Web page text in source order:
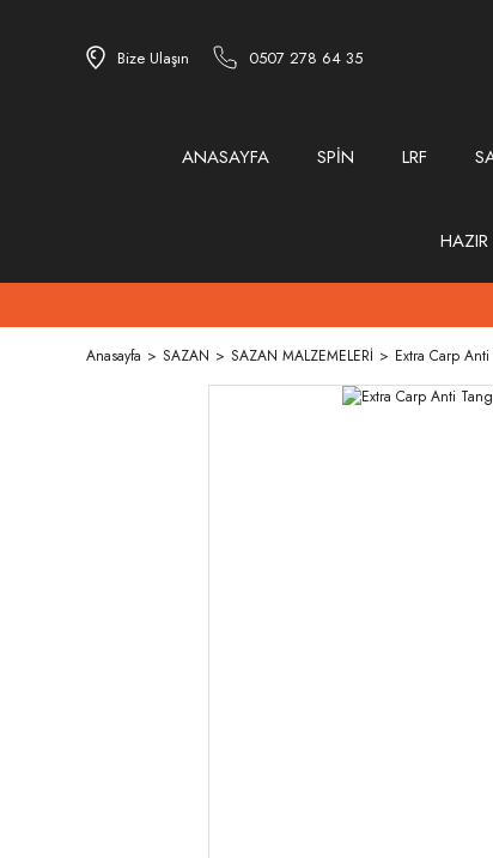
Bize Ulaşın 0507 278 64 35
ANASAYFA SPİN LRF
HAZIR
Anasayfa SAZAN SAZAN MALZEMELERİ Extra Carp